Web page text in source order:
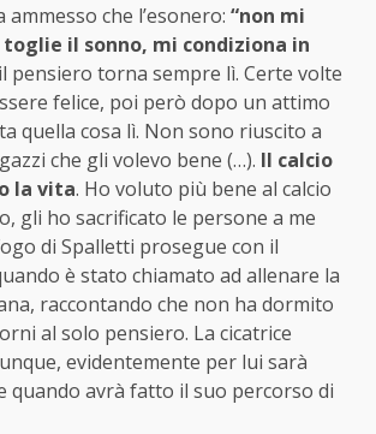
ammesso che l’esonero: “non mi
toglie il sonno, mi condiziona in
pensiero torna sempre lì. Certe volte
felice, poi però dopo un attimo
quella cosa lì. Non sono riuscito a
che gli volevo bene (…). Il calcio
la vita. Ho voluto più bene al calcio
gli ho sacrificato le persone a me
di Spalletti prosegue con il
è stato chiamato ad allenare la
raccontando che non ha dormito
al solo pensiero. La cicatrice
evidentemente per lui sarà
quando avrà fatto il suo percorso di